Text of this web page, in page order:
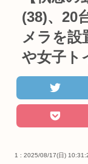
(38)、20
メラを設
や女子ト
1 : 2025/08/17(日)